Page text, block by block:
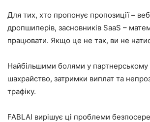
Для тих, хто пропонує пропозиції –
дропшиперів, засновників SaaS –
працювати. Якщо це не так, ви не
Найбільшими болями у партнерському
шахрайство, затримки виплат та
трафіку.
FABLAI вирішує ці проблеми